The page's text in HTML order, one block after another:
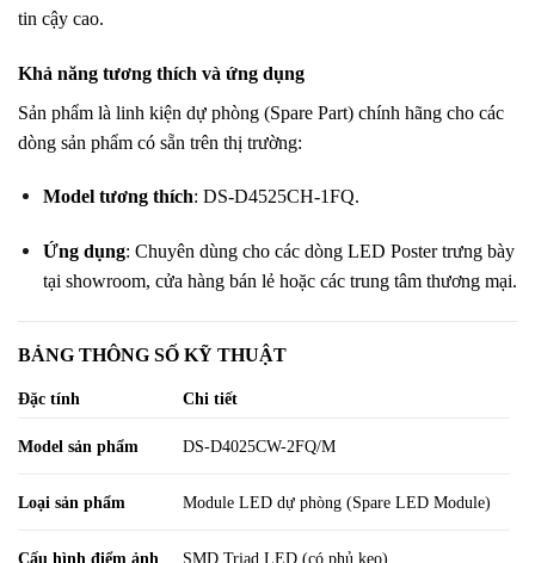
tin cậy cao.
Khả năng tương thích và ứng dụng
Sản phẩm là linh kiện dự phòng (Spare Part) chính hãng cho các
dòng sản phẩm có sẵn trên thị trường:
Model tương thích: DS-D4525CH-1FQ.
Ứng dụng: Chuyên dùng cho các dòng LED Poster trưng bày
tại showroom, cửa hàng bán lẻ hoặc các trung tâm thương mại.
BẢNG THÔNG SỐ KỸ THUẬT
Đặc tính Chi tiết
Model sản phẩm DS-D4025CW-2FQ/M
Loại sản phẩm Module LED dự phòng (Spare LED Module)
Cấu hình điểm ảnh SMD Triad LED (có phủ keo)